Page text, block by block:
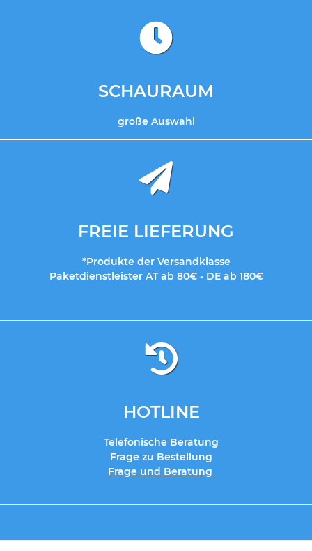
SCHAURAUM
große Auswahl
FREIE LIEFERUNG
*Produkte der Versandklasse
Paketdienstleister AT ab 80€ - DE ab 180€
HOTLINE
Telefonische Beratung
Frage zu Bestellung
Frage und Beratung